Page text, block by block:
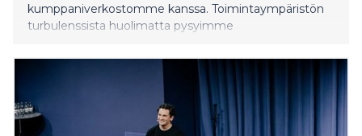
kumppaniverkostomme kanssa. Toimintaympäristön
turbulenssista huolimatta pysyimme
euroa omistustemme kasvattamiseen”, sanoo
toimitusjohtaja Markus Melkko. Oras Invest on
pörssiyhtiöiden Kemiran, Valmetin, Georg Fischerin ja
Lindabin suurin teollinen omistaja, Konecranesin
toiseksi suurin omistaja sekä Oras Groupi